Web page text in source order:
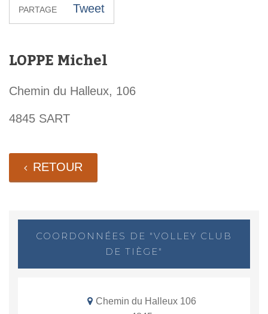
PARTAGE Tweet
LOPPE Michel
Chemin du Halleux, 106
4845 SART
RETOUR
COORDONNÉES DE "VOLLEY CLUB
DE TIÈGE"
Chemin du Halleux 106